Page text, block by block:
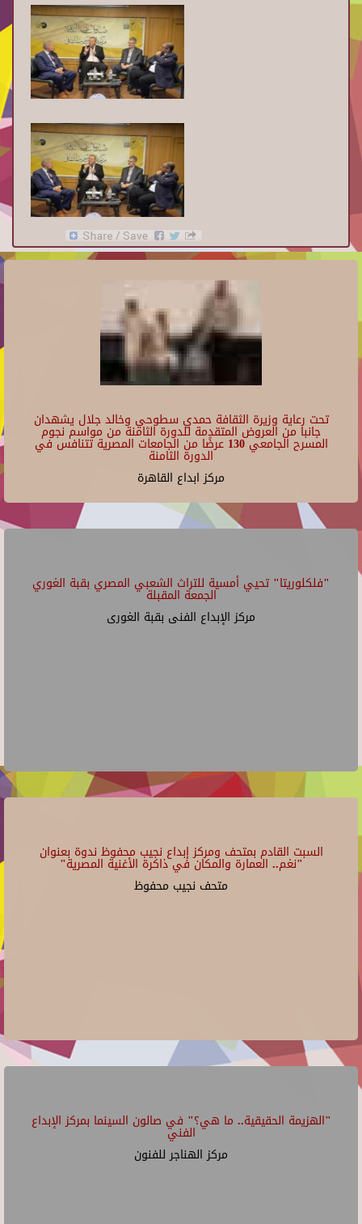
تحت رعاية وزيرة الثقافة حمدي سطوحي وخالد جلال يشهدان
جانبا من العروض المتقدمة للدورة الثامنة من مواسم نجوم
المسرح الجامعي 130 عرضًا من الجامعات المصرية تتنافس في
الدورة الثامنة
مركز ابداع القاهرة
"فلكلوريتا" تحيي أمسية للتراث الشعبي المصري بقبة الغوري
الجمعة المقبلة
مركز الإبداع الفنى بقبة الغورى
السبت القادم بمتحف ومركز إبداع نجيب محفوظ ندوة بعنوان
"نغم.. العمارة والمكان في ذاكرة الأغنية المصرية"
متحف نجيب محفوظ
"الهزيمة الحقيقية.. ما هي؟" في صالون السينما بمركز الإبداع
الفني
مركز الهناجر للفنون